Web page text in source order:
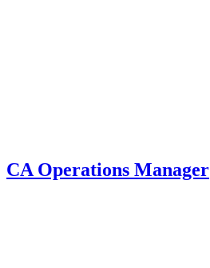
CA Operations Manager